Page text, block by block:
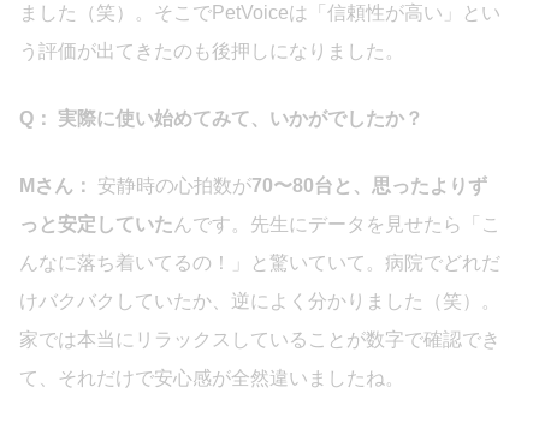
ました（笑）。そこでPetVoiceは「信頼性が高い」とい
う評価が出てきたのも後押しになりました。
Q： 実際に使い始めてみて、いかがでしたか？
Mさん： 安静時の心拍数が70〜80台と、思ったよりず
っと安定していたんです。先生にデータを見せたら「こ
んなに落ち着いてるの！」と驚いていて。病院でどれだ
けバクバクしていたか、逆によく分かりました（笑）。
家では本当にリラックスしていることが数字で確認でき
て、それだけで安心感が全然違いましたね。